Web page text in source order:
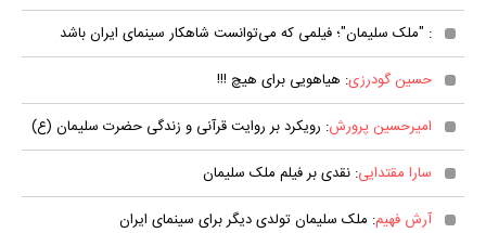
: "ملک سلیمان"؛ فیلمی که می‌توانست شاهکار سینمای ایران باشد
حسین گودرزی: هیاهویی برای هیچ !!!
امیرحسین پرورش: رویکرد بر روایت قرآنی و زندگی حضرت سلیمان (ع)
سارا مقتدایی: نقدی بر فیلم ملک سلیمان
آرش فهیم: ملک سلیمان تولدی دیگر برای سینمای ایران